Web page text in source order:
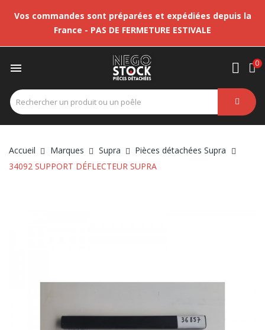
Vos commandes sont préparées et expédiées depuis la
France - PAS DE FERMETURE ESTIVALE
 0
Accueil Marques Supra
Pièces détachées Supra
34092 SUPPORT DÉFLECTEUR SUPRA